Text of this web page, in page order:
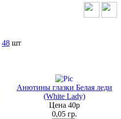
48шт
Анютины глазки Белая леди
(White Lady)
Цена 40р
0,05 гр.